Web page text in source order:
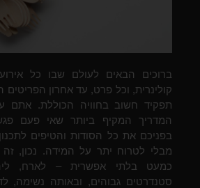
ברוכים הבאים לעולם שבו כל
קולינרית, וכל פרט, עד אחרון
תפקיד חשוב בחוויה הכוללת. אתם
המדריך המקיף ביותר שאי פעם
בפניכם את כל הסודות והטיפים
מבלי לטרוח יתר על המידה. נכון,
כמעט בלתי אפשרית – לארח,
סטנדרטים גבוהים, ובאותה נשימה,